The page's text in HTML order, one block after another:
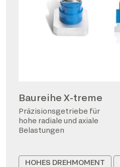
Baureihe X-treme
Präzisionsgetriebe für
hohe radiale und axiale
Belastungen
HOHES DREHMOMENT